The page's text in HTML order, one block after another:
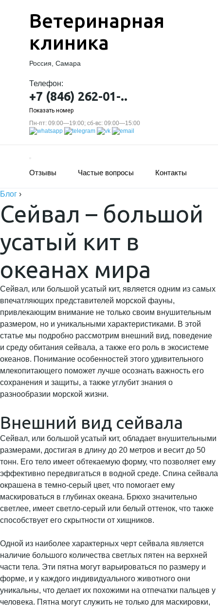
Ветеринарная
клиника
Россия, Самара
Телефон:
+7 (846) 262-01-..
Показать номер
Пн-пт: 09:00—19:00; сб-вс: 09:00—15:00
Отзывы Частые вопросы Контакты
Блог ›
Сейвал – большой
усатый кит в
океанах мира
Сейвал, или большой усатый кит, является одним из самых
впечатляющих представителей морской фауны,
привлекающим внимание не только своим внушительным
размером, но и уникальными характеристиками. В этой
статье мы подробно рассмотрим внешний вид, поведение
и среду обитания сейвала, а также его роль в экосистеме
океанов. Понимание особенностей этого удивительного
млекопитающего поможет лучше осознать важность его
сохранения и защиты, а также углубит знания о
разнообразии морской жизни.
Внешний вид сейвала
Сейвал, или большой усатый кит, обладает внушительными
размерами, достигая в длину до 20 метров и весит до 50
тонн. Его тело имеет обтекаемую форму, что позволяет ему
эффективно передвигаться в водной среде. Спина сейвала
окрашена в темно-серый цвет, что помогает ему
маскироваться в глубинах океана. Брюхо значительно
светлее, имеет светло-серый или белый оттенок, что также
способствует его скрытности от хищников.
Одной из наиболее характерных черт сейвала является
наличие большого количества светлых пятен на верхней
части тела. Эти пятна могут варьироваться по размеру и
форме, и у каждого индивидуального животного они
уникальны, что делает их похожими на отпечатки пальцев у
человека. Пятна могут служить не только для маскировки,